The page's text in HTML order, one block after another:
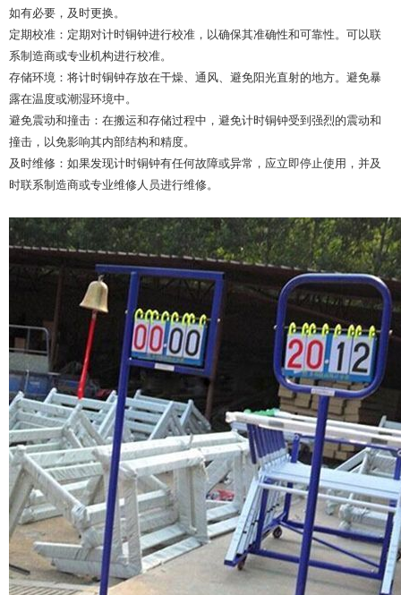
如有必要，及时更换。
定期校准：定期对计时铜钟进行校准，以确保其准确性和可靠性。可以联
系制造商或专业机构进行校准。
存储环境：将计时铜钟存放在干燥、通风、避免阳光直射的地方。避免暴
露在温度或潮湿环境中。
避免震动和撞击：在搬运和存储过程中，避免计时铜钟受到强烈的震动和
撞击，以免影响其内部结构和精度。
及时维修：如果发现计时铜钟有任何故障或异常，应立即停止使用，并及
时联系制造商或专业维修人员进行维修。